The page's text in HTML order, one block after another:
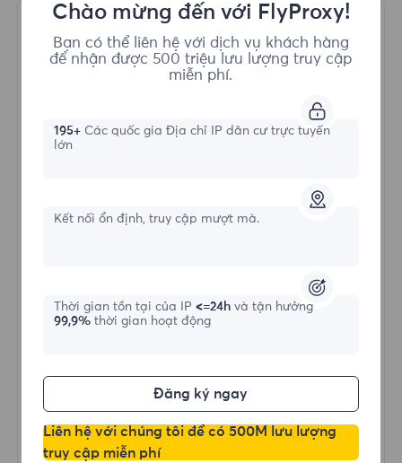
Proxy Dân cư Không giới hạn
Hình thức bắt đầu
Dùng Dữ Liệu Không Giới Hạn
Sử Dụng IP Không Giới Hạn
Hơn 50 Vùng Trên Toàn Thế Giới
Chào mừng đến với FlyProxy!
Bạn có thể liên hệ với dịch vụ khách hàng
để nhận được 500 triệu lưu lượng truy cập
miễn phí.
195+Các quốc gia Địa chỉ IP dân cư trực tuyến
lớn
Kết nối ổn định, truy cập mượt mà.
Thời gian tồn tại của IP <=24h và tận hưởng
99,9%thời gian hoạt động
Đăng ký ngay
Liên hệ với chúng tôi để có 500M lưu lượng
truy cập miễn phí